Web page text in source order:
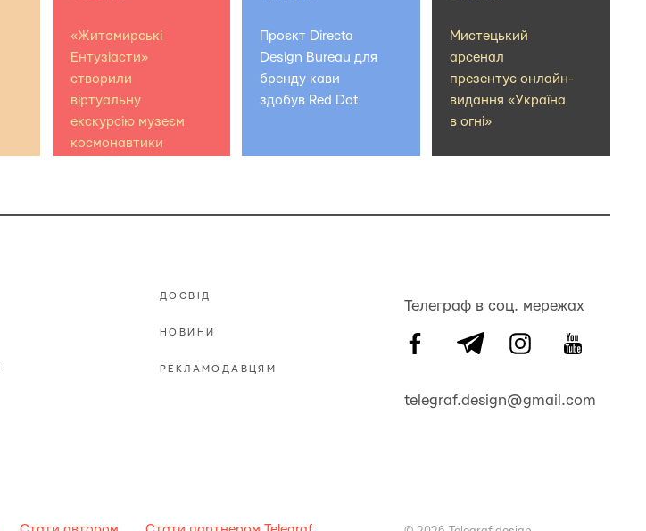
«Житомирські
Ентузіасти»
створили
віртуальну
екскурсію музеєм
космонавтики
Проєкт Directa
Design Bureau для
бренду кави
здобув Red Dot
Мистецький
арсенал
презентує онлайн-
видання «Україна
в огні»
ДОСВІД
НОВИНИ
РЕКЛАМОДАВЦЯМ
Телеграф в соц. мережах
telegraf.design@gmail.com